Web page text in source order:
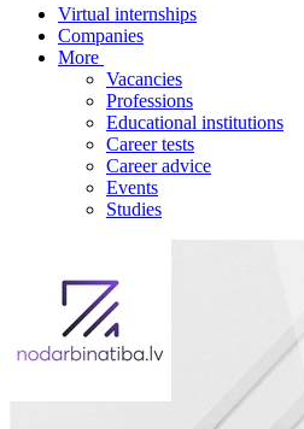
Virtual internships
Companies
More
Vacancies
Professions
Educational institutions
Career tests
Career advice
Events
Studies